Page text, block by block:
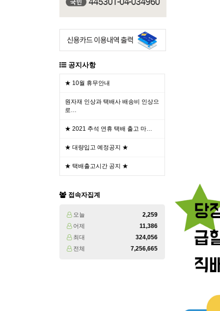
공지사항
★ 10월 휴무안내
원자재 인상과 택배사 배송비 인상으
로…
★ 2021 추석 연휴 택배 출고 마…
★ 대량입고 예정공지 ★
★ 택배출고시간 공지 ★
접속자집계
오늘
2,259
어제
11,386
최대
324,056
전체
7,256,665